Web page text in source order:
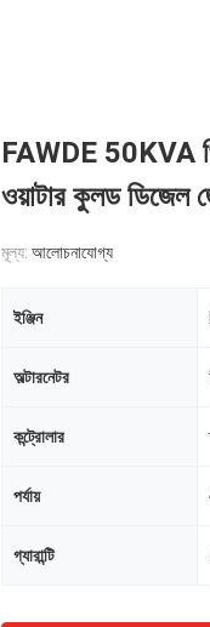
FAWDE 50KVA
ওয়াটার কুলড ডিজেল
মূল্য: আলোচনাযোগ্য
ইঞ্জিন
অল্টারনেটর
কন্ট্রোলার
পর্যায়
গ্যারান্টি